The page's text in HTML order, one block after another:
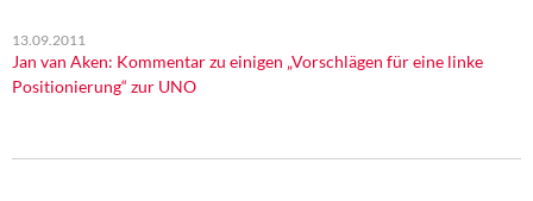
13.09.2011
Jan van Aken: Kommentar zu einigen „Vorschlägen für eine linke
Positionierung“ zur UNO